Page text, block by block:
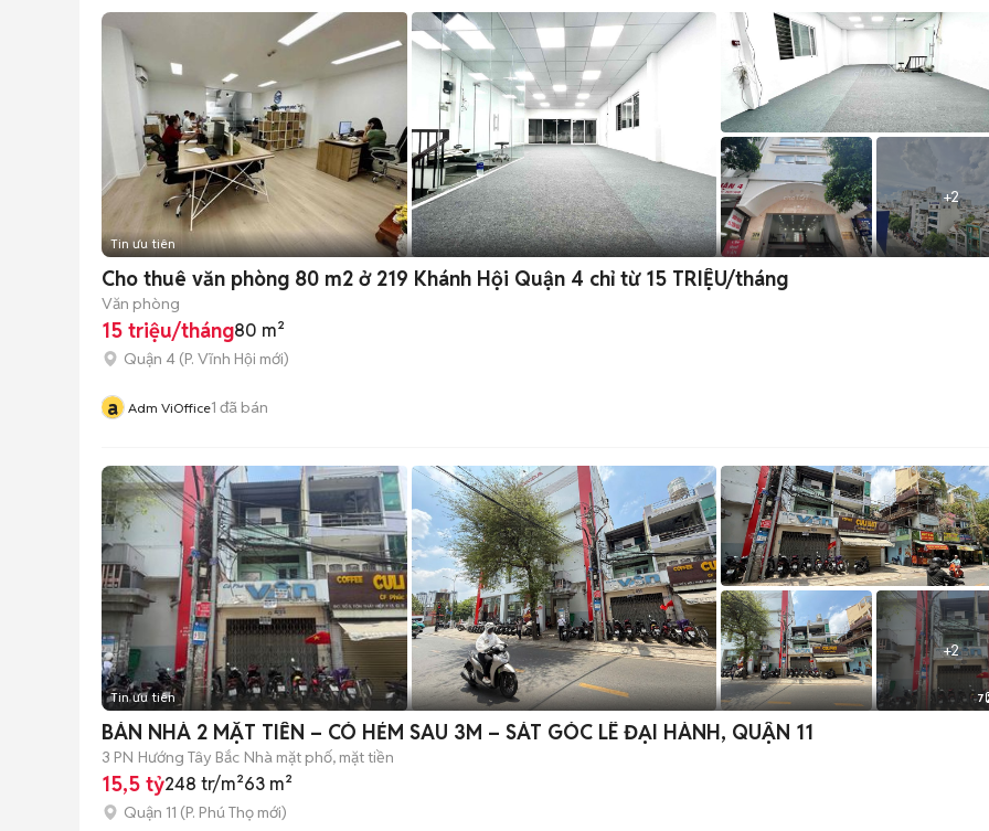
+2
Tin ưu tiên
Cho thuê văn phòng 80 m2 ở 219 Khánh Hội Quận 4 chỉ từ 15 TRIỆU/tháng
Văn phòng
15 triệu/tháng80 m²
Quận 4 (P. Vĩnh Hội mới)
a Adm ViOffice1 đã bán
+2
Tin ưu tiên 7
BÁN NHÀ 2 MẶT TIỀN – CÓ HẺM SAU 3M – SÁT GÓC LÊ ĐẠI HÀNH, QUẬN 11
3 PN Hướng Tây Bắc Nhà mặt phố, mặt tiền
15,5 tỷ248 tr/m²63 m²
Quận 11 (P. Phú Thọ mới)